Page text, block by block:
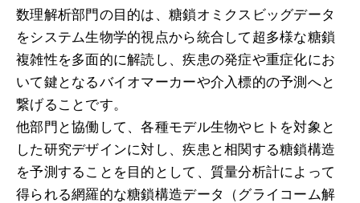
数理解析部門の目的は、糖鎖オミクスビッグデータ
をシステム生物学的視点から統合して超多様な糖鎖
複雑性を多面的に解読し、疾患の発症や重症化にお
いて鍵となるバイオマーカーや介入標的の予測へと
繋げることです。
他部門と協働して、各種モデル生物やヒトを対象と
した研究デザインに対し、疾患と相関する糖鎖構造
を予測することを目的として、質量分析計によって
得られる網羅的な糖鎖構造データ（グライコーム解